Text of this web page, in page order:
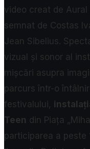
video creat de Aural
semnat de Costas
Jean Sibelius.
vizual și sonor al
mișcări asupra
parcurs într-o
festivalului,
Teen din Piața
participarea a peste